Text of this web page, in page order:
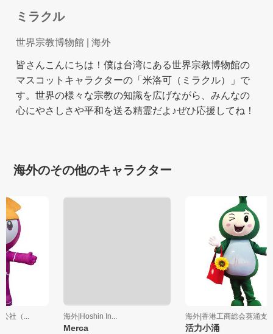
ミラクル
世界宗教博物館 | 海外
皆さんこんにちは！僕は台湾にある世界宗教博物館の
マスコットキャラクターの「米洛可（ミラクル）」で
す。世界の様々な宗教の知識を広げながら、みんなの
心にやさしさや平和を送る精霊だよ♪ぜひ応援してね！
海外のその他のキャラクター
公社（... 海外|Hoshin In...
Merca
海外|香港工商総会葵涌
活力小涌